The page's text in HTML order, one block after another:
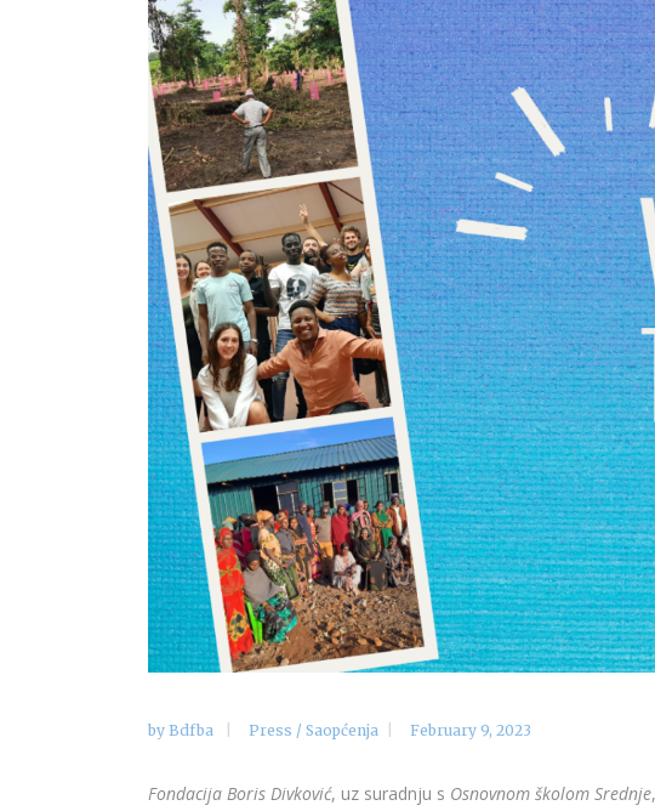
by Bdfba Press / Saopćenja February 9, 2023
Fondacija Boris Divković, uz suradnju s Osnovnom školom Srednje